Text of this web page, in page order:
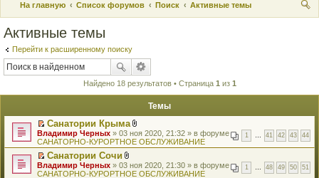
На главную Список форумов Поиск
Активные темы
Активные темы
Перейти к расширенному поиску
Найдено 18 результатов • Страница 1 из 1
Темы
П
е
р
е
й
т
Санатории Крыма
В
л
о
е
н
1 41 42 43 44
Владимир Черных » 03 ноя 2020, 21:32 » в форуме
САНАТОРНО-КУРОРТНОЕ ОБСЛУЖИВАНИЕ
П
е
Санатории Сочи
В
л
1 48 49 50 51
Владимир Черных » 03 ноя 2020, 21:30 » в форуме
САНАТОРНО-КУРОРТНОЕ ОБСЛУЖИВАНИЕ